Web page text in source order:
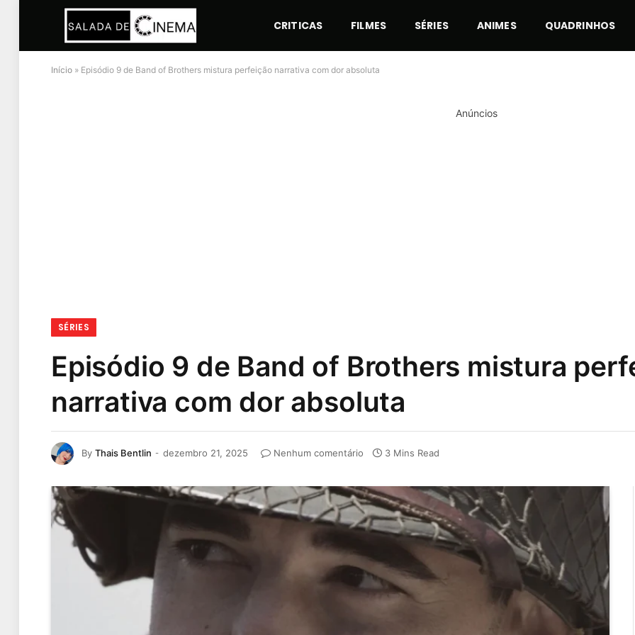
CRITICAS FILMES SÉRIES ANIMES QUADRINHOS
Início » Episódio 9 de Band of Brothers mistura perfeição narrativa com dor absoluta
Anúncios
SÉRIES
Episódio 9 de Band of Brothers mistura
narrativa com dor absoluta
By Thais Bentlin dezembro 21, 2025 Nenhum comentário 3 Mins Read